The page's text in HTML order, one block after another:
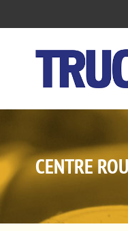
CENTRE